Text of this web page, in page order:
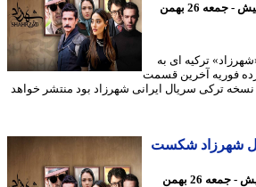
18 ماه پیش - جمعه 26 بهمن
ترکیه ای به
آخرین قسمت
ترکی سریال ایرانی شهرزاد بود منتشر خواهد
شکست
18 ماه پیش - جمعه 26 بهمن